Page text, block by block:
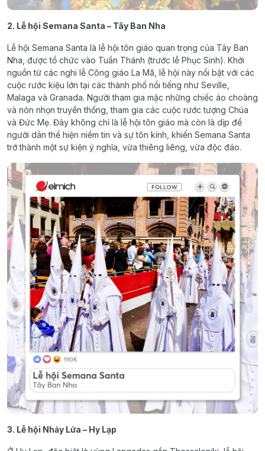
2. Lễ hội Semana Santa – Tây Ban Nha
Lễ hội Semana Santa là lễ hội tôn giáo quan trọng của Tây Ban
Nha, được tổ chức vào Tuần Thánh (trước lễ Phục Sinh). Khởi
nguồn từ các nghi lễ Công giáo La Mã, lễ hội này nổi bật với các
cuộc rước kiệu lớn tại các thành phố nổi tiếng như Seville,
Malaga và Granada. Người tham gia mặc những chiếc áo choàng
và nón nhọn truyền thống, tham gia các cuộc rước tượng Chúa
và Đức Mẹ. Đây không chỉ là lễ hội tôn giáo mà còn là dịp để
người dân thể hiện niềm tin và sự tôn kính, khiến Semana Santa
trở thành một sự kiện ý nghĩa, vừa thiêng liêng, vừa độc đáo.
3. Lễ hội Nhảy Lửa – Hy Lạp